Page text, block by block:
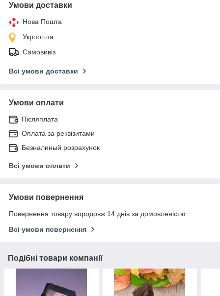
Умови доставки
Нова Пошта
Укрпошта
Самовивіз
Всі умови доставки
Умови оплати
Післяплата
Оплата за реквізитами
Безналиный розрахунок
Всі умови оплати
Умови повернення
Повернення товару впродовж 14 днів за домовленістю
Всі умови повернення
Подібні товари компанії